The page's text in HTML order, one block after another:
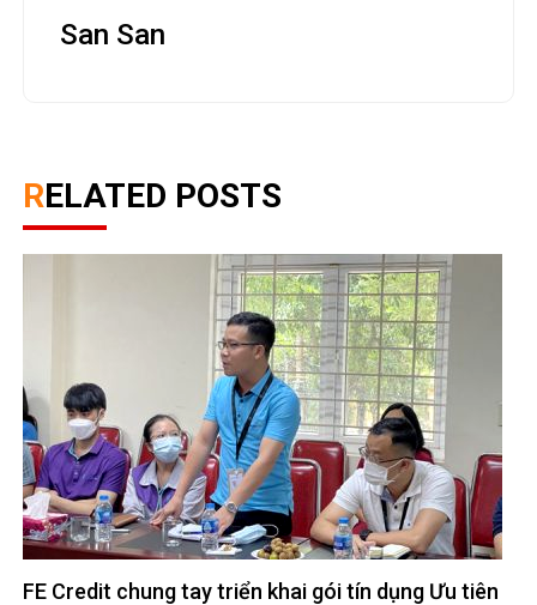
San San
RELATED POSTS
FE Credit chung tay triển khai gói tín dụng Ưu tiên